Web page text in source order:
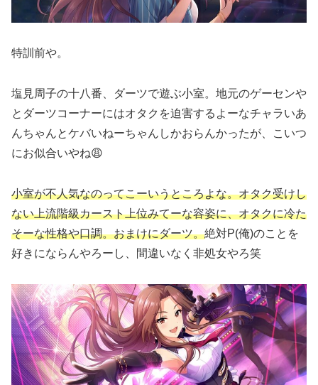
特訓前や。
塩見周子の十八番、ダーツで遊ぶ小室。地元のゲーセンや
とダーツコーナーにはオタクを迫害するよーなチャラいあ
んちゃんとケバいねーちゃんしかおらんかったが、こいつ
にお似合いやね😩
小室が不人気なのってこーいうところよな。オタク受けし
ない上流階級カースト上位みてーな容姿に、オタクに冷た
そーな性格や口調。おまけにダーツ。絶対P(俺)のことを
好きにならんやろーし、間違いなく非処女やろ笑